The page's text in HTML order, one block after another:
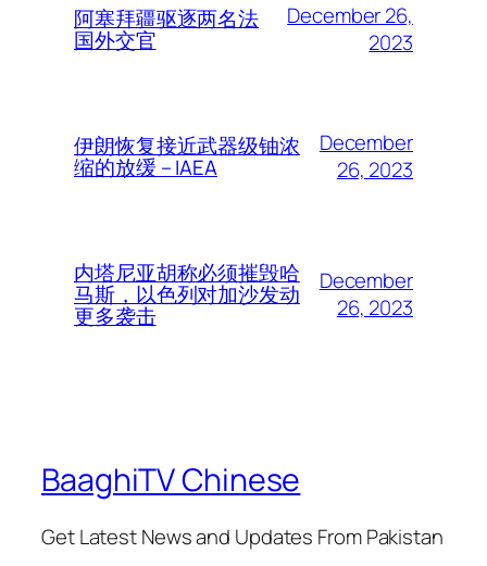
阿塞拜疆驱逐两名法
国外交官
December 26,
2023
伊朗恢复接近武器级铀浓
缩的放缓 – IAEA
December
26, 2023
内塔尼亚胡称必须摧毁哈
马斯，以色列对加沙发动
更多袭击
December
26, 2023
BaaghiTV Chinese
Get Latest News and Updates From Pakistan